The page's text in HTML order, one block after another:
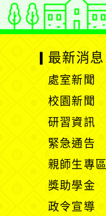
最新消息
處室新聞
校園新聞
研習資訊
緊急通告
親師生專區
獎助學金
政令宣導